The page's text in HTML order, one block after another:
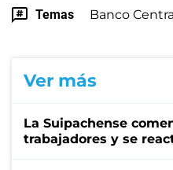
Temas Banco
Ver más
La Suipachense
trabajadores y se